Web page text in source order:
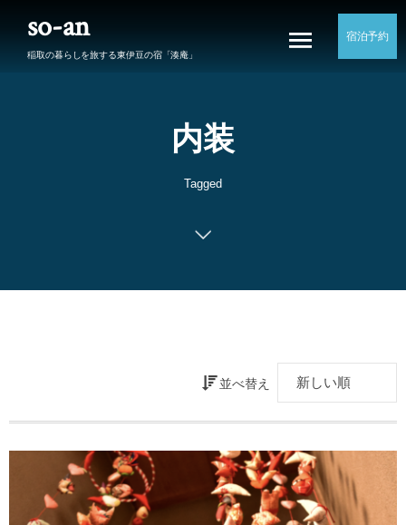
so-an
稲取の暮らしを旅する東伊豆の宿「湊庵」
宿泊予約
内装
Tagged
並べ替え